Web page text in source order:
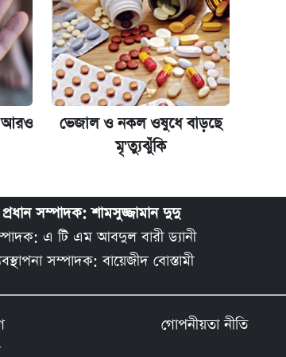
আরও
ভেজাল ও নকল ওষুধে বাড়ছে
মৃ'ত্যুঝুঁকি
প্রধান সম্পাদক: শামসুজ্জামান দুদু
এ টি এম আবদুল বারী ড্যানী
সম্পাদক: বায়েজীদ বোস্তামী
গোপনীয়তা নীতি